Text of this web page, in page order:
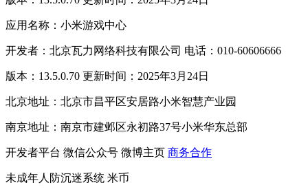
应用名称：小米游戏中心
开发者：北京瓦力网络科技有限公司 电话：010-60606666
版本：13.5.0.70 更新时间：2025年3月24日
北京地址：北京市昌平区安居路小米智慧产业园
南京地址：南京市建邺区永初路37号小米华东总部
开发者平台 微信公众号 微博主页 商务合作
未成年人防沉迷系统 米币